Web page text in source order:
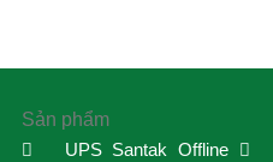
Sản phẩm
UPS Santak Offline